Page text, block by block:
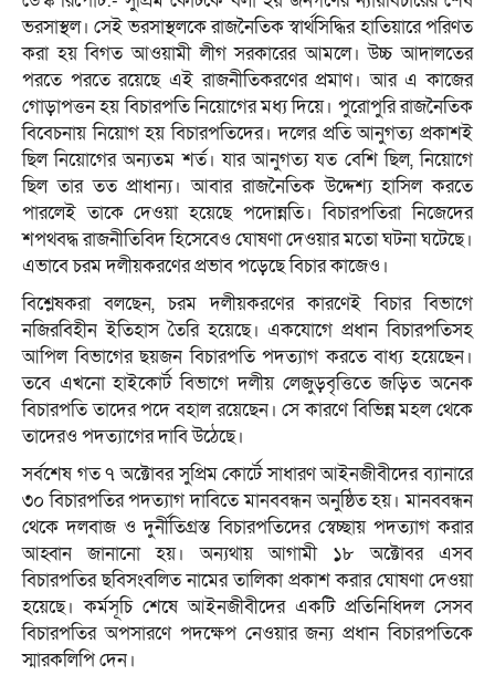
ভরসাস্থল। সেই ভরসাস্থলকে রাজনৈতিক স্বার্থসিদ্ধির হাতিয়ারে পরিণত
করা হয় বিগত আওয়ামী লীগ সরকারের আমলে। উচ্চ আদালতের
পরতে পরতে রয়েছে এই রাজনীতিকরণের প্রমাণ। আর এ কাজের
গোড়াপত্তন হয় বিচারপতি নিয়োগের মধ্য দিয়ে। পুরোপুরি রাজনৈতিক
বিবেচনায় নিয়োগ হয় বিচারপতিদের। দলের প্রতি আনুগত্য প্রকাশই
ছিল নিয়োগের অন্যতম শর্ত। যার আনুগত্য যত বেশি ছিল, নিয়োগে
ছিল তার তত প্রাধান্য। আবার রাজনৈতিক উদ্দেশ্য হাসিল করতে
পারলেই তাকে দেওয়া হয়েছে পদোন্নতি। বিচারপতিরা নিজেদের
শপথবদ্ধ রাজনীতিবিদ হিসেবেও ঘোষণা দেওয়ার মতো ঘটনা ঘটেছে।
এভাবে চরম দলীয়করণের প্রভাব পড়েছে বিচার কাজেও।
বিশ্লেষকরা বলছেন, চরম দলীয়করণের কারণেই বিচার বিভাগে
নজিরবিহীন ইতিহাস তৈরি হয়েছে। একযোগে প্রধান বিচারপতিসহ
আপিল বিভাগের ছয়জন বিচারপতি পদত্যাগ করতে বাধ্য হয়েছেন।
তবে এখনো হাইকোর্ট বিভাগে দলীয় লেজুড়বৃত্তিতে জড়িত অনেক
বিচারপতি তাদের পদে বহাল রয়েছেন। সে কারণে বিভিন্ন মহল থেকে
তাদেরও পদত্যাগের দাবি উঠেছে।
সর্বশেষ গত ৭ অক্টোবর সুপ্রিম কোর্টে সাধারণ আইনজীবীদের ব্যানারে
৩০ বিচারপতির পদত্যাগ দাবিতে মানববন্ধন অনুষ্ঠিত হয়। মানববন্ধন
থেকে দলবাজ ও দুর্নীতিগ্রস্ত বিচারপতিদের স্বেচ্ছায় পদত্যাগ করার
আহ্বান জানানো হয়। অন্যথায় আগামী ১৮ অক্টোবর এসব
বিচারপতির ছবিসংবলিত নামের তালিকা প্রকাশ করার ঘোষণা দেওয়া
হয়েছে। কর্মসূচি শেষে আইনজীবীদের একটি প্রতিনিধিদল সেসব
বিচারপতির অপসারণে পদক্ষেপ নেওয়ার জন্য প্রধান বিচারপতিকে
স্মারকলিপি দেন।